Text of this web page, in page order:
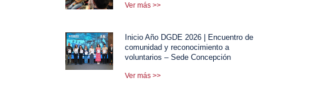
Ver más >>
Inicio Año DGDE 2026 | Encuentro de
comunidad y reconocimiento a
voluntarios – Sede Concepción
Ver más >>